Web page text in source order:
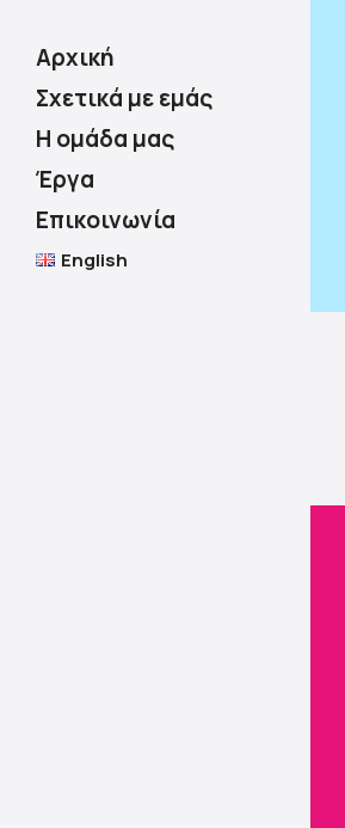
Αρχική
Σχετικά με εμάς
Η ομάδα μας
Έργα
Επικοινωνία
English